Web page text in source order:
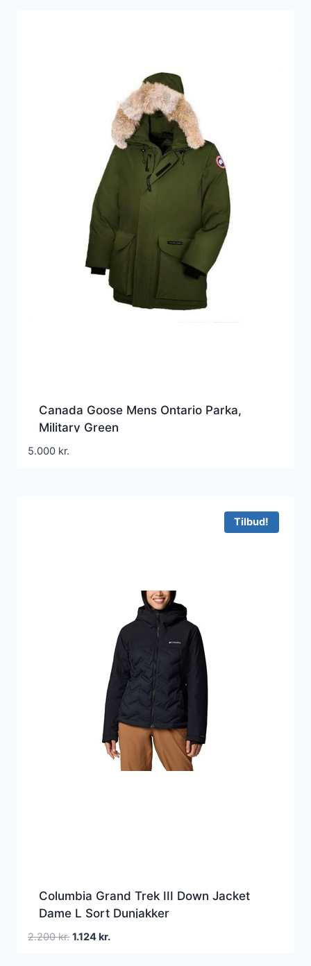
Canada Goose Mens Ontario Parka,
Military Green
5.000 kr.
Tilbud!
Columbia Grand Trek III Down Jacket
Dame L Sort Dunjakker
2.200kr. Den
1.124kr.Den